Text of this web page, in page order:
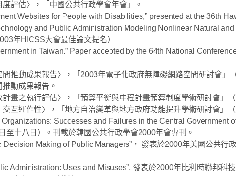
評估〉，「中國公共行政學會年會」。
Websites for People with Disabilities,” presented at the 36th
and Public Administration Modeling Nonlinear Natural
年HICSS大會最佳論文提名）
in Taiwan.” Paper accepted by the 64th National
推動成果報告〉，「2003年電子化政府無障礙網路空間研討會」
動成果報告。
畫之執行評估〉，「預算平衡與中程計畫預算制度學術研討會」
互運作性〉，「地方自治變革與地方政府功能提升學術研討會」
Successes and Failures in the Central Government
至十八日）。刊載於韓國公共行政學會2000年會專刊。
Decision Making of Public Managers”， 發表於2000年美國公共行
Administration: Uses and Misuses”, 發表於2000年比利時聯邦科